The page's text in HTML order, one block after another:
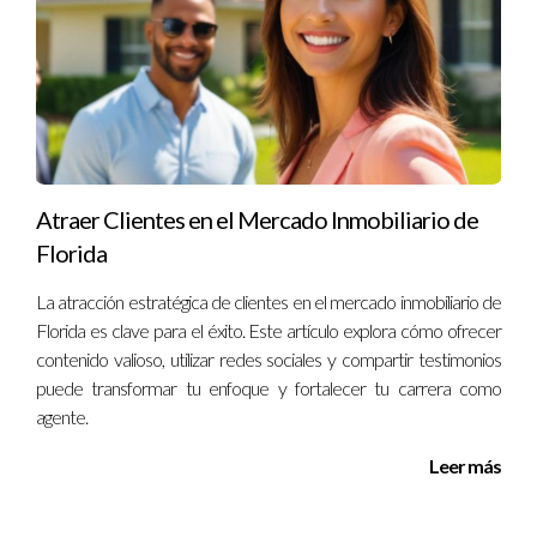
Preguntas Frecuentes
¿Cuáles son las ventajas principales de trabajar en
equipo?
Las ventajas incluyen mayor especialización, reducción del
tiempo de cierre y mejor atención al cliente.
¿Cómo puedo encontrar un buen equipo para
unirme?
Investiga grupos locales y asiste a eventos del sector
inmobiliario para conocer a otros profesionales.
¿Es difícil adaptarse a trabajar en equipo después
de haber sido agente solitario?
Atraer Clientes en el Mercado Inmobiliario de
Florida
La atracción estratégica de clientes en el mercado inmobiliario de
Florida es clave para el éxito. Este artículo explora cómo ofrecer
contenido valioso, utilizar redes sociales y compartir testimonios
puede transformar tu enfoque y fortalecer tu carrera como
agente.
Leer más